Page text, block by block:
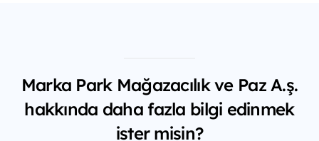
Marka Park Mağazacılık ve Paz A.ş.
hakkında daha fazla bilgi edinmek
ister misin?